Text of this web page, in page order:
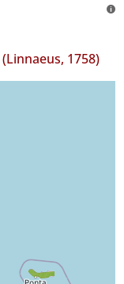
(Linnaeus, 1758)